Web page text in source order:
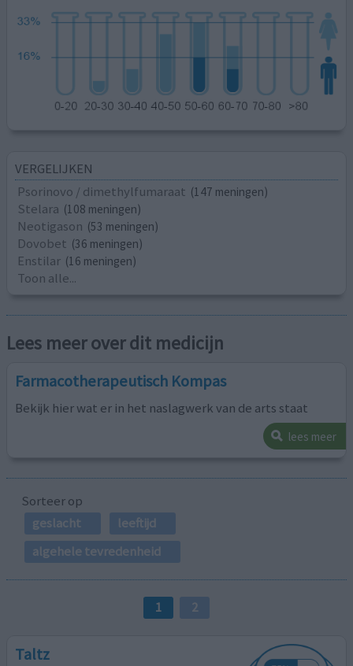
VERGELIJKEN
Psorinovo / dimethylfumaraat (147 meningen)
Stelara (108 meningen)
Neotigason (53 meningen)
Dovobet (36 meningen)
Enstilar (16 meningen)
Toon alle...
Lees meer over dit medicijn
Farmacotherapeutisch Kompas
Bekijk hier wat er in het naslagwerk van de arts staat
lees meer
Sorteer op
geslacht
leeftijd
algehele tevredenheid
1 2
Taltz